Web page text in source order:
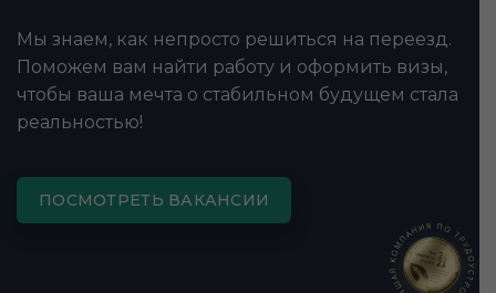
Мы знаем, как непросто решиться на переезд.
Поможем вам найти работу и оформить визы,
чтобы ваша мечта о стабильном будущем стала
реальностью!
ПОСМОТРЕТЬ ВАКАНСИИ